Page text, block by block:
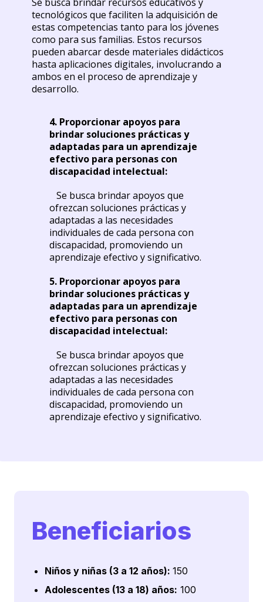
tecnológicos que faciliten la adquisición de
estas competencias tanto para los jóvenes
como para sus familias. Estos recursos
pueden abarcar desde materiales didácticos
hasta aplicaciones digitales, involucrando a
ambos en el proceso de aprendizaje y
desarrollo.
4. Proporcionar apoyos para
brindar soluciones prácticas y
adaptadas para un aprendizaje
efectivo para personas con
discapacidad intelectual:
Se busca brindar apoyos que
ofrezcan soluciones prácticas y
adaptadas a las necesidades
individuales de cada persona con
discapacidad, promoviendo un
aprendizaje efectivo y significativo.
5. Proporcionar apoyos para
brindar soluciones prácticas y
adaptadas para un aprendizaje
efectivo para personas con
discapacidad intelectual:
Se busca brindar apoyos que
ofrezcan soluciones prácticas y
adaptadas a las necesidades
individuales de cada persona con
discapacidad, promoviendo un
aprendizaje efectivo y significativo.
Beneficiarios
Niños y niñas (3 a 12 años): 150
Adolescentes (13 a 18) años: 100